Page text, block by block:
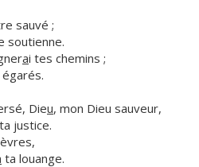
sauvé ;
soutienne.
ai tes chemins ;
Dieu, mon Dieu sauveur,
ta justice.
ta louange.